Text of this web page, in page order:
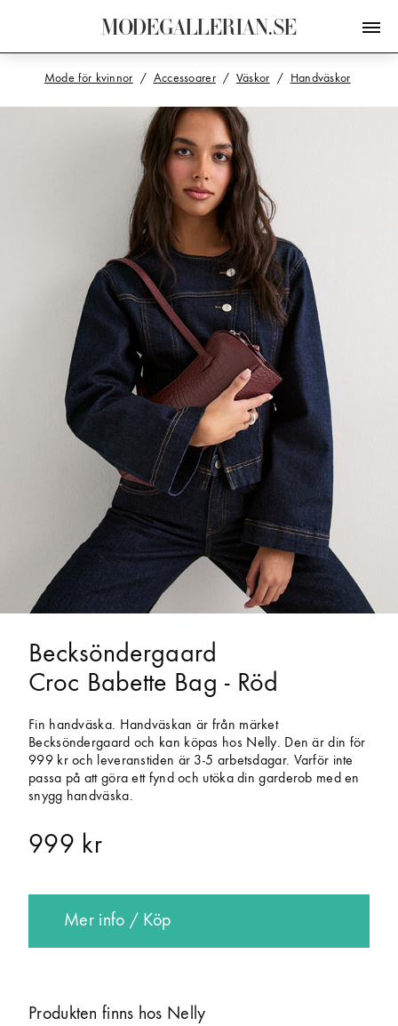
MODEGALLERIAN.SE
Mode för kvinnor Accessoarer Väskor Handväskor
Becksöndergaard
Croc Babette Bag - Röd
Fin handväska. Handväskan är från märket
Becksöndergaard och kan köpas hos Nelly. Den är din för
999 kr och leveranstiden är 3-5 arbetsdagar. Varför inte
passa på att göra ett fynd och utöka din garderob med en
snygg handväska.
999 kr
Mer info / Köp
Produkten finns hos Nelly